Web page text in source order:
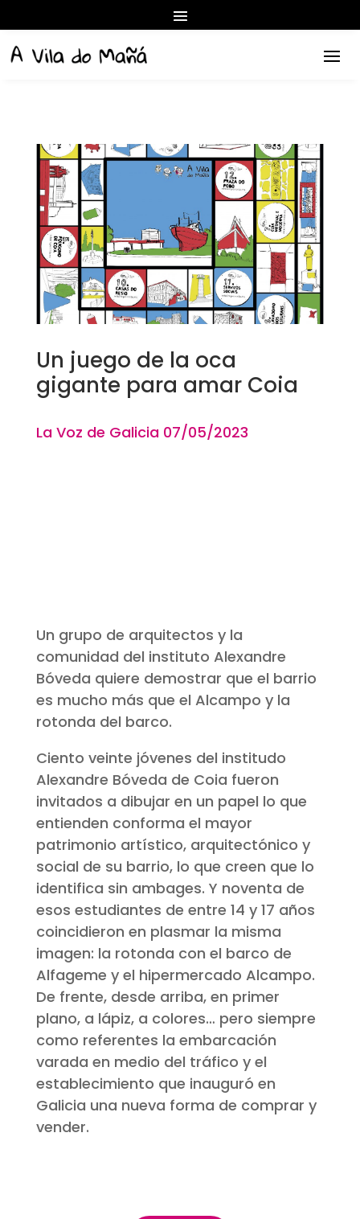
Un juego de la oca
gigante para amar Coia
La Voz de Galicia 07/05/2023
Un grupo de arquitectos y la
comunidad del instituto Alexandre
Bóveda quiere demostrar que el barrio
es mucho más que el Alcampo y la
rotonda del barco.
Ciento veinte jóvenes del institudo
Alexandre Bóveda de Coia fueron
invitados a dibujar en un papel lo que
entienden conforma el mayor
patrimonio artístico, arquitectónico y
social de su barrio, lo que creen que lo
identifica sin ambages. Y noventa de
esos estudiantes de entre 14 y 17 años
coincidieron en plasmar la misma
imagen: la rotonda con el barco de
Alfageme y el hipermercado Alcampo.
De frente, desde arriba, en primer
plano, a lápiz, a colores… pero siempre
como referentes la embarcación
varada en medio del tráfico y el
establecimiento que inauguró en
Galicia una nueva forma de comprar y
vender.